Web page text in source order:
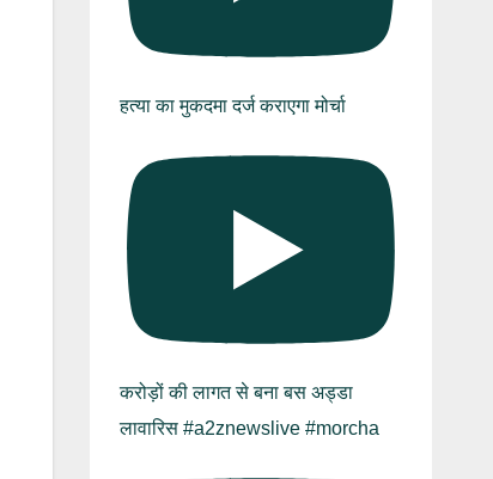
हत्या का मुकदमा दर्ज कराएगा मोर्चा
करोड़ों की लागत से बना बस अड्डा
लावारिस #a2znewslive #morcha